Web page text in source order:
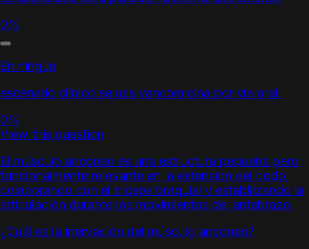
0%
En ningún
escenario clínico se usa vancomicina por vía oral.
0%
View this question
El músculo ancóneo es una estructura pequeña pero
funcionalmente relevante en la extensión del codo,
colaborando con el tríceps braquial y estabilizando la
articulación durante los movimientos del antebrazo.
¿Cuál es la inervación del músculo ancóneo?